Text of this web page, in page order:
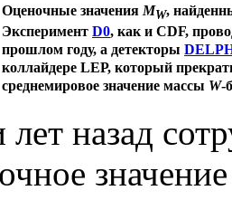
Оценочные значения MW,
Эксперимент D0, как и CDF,
прошлом году, а детекторы
коллайдере LEP, который
среднемировое значение массы W-
лет назад